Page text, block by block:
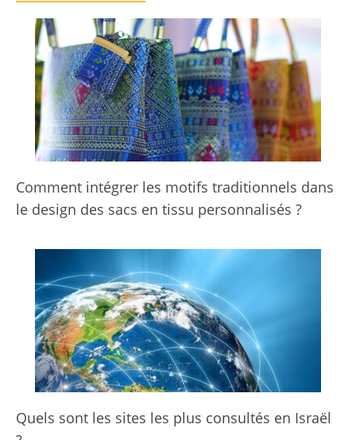
Comment intégrer les motifs traditionnels dans
le design des sacs en tissu personnalisés ?
Quels sont les sites les plus consultés en Israël